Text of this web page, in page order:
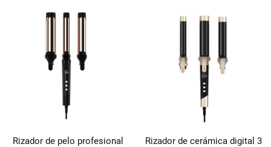
Rizador de pelo profesional
Rizador de cerámica digital 3